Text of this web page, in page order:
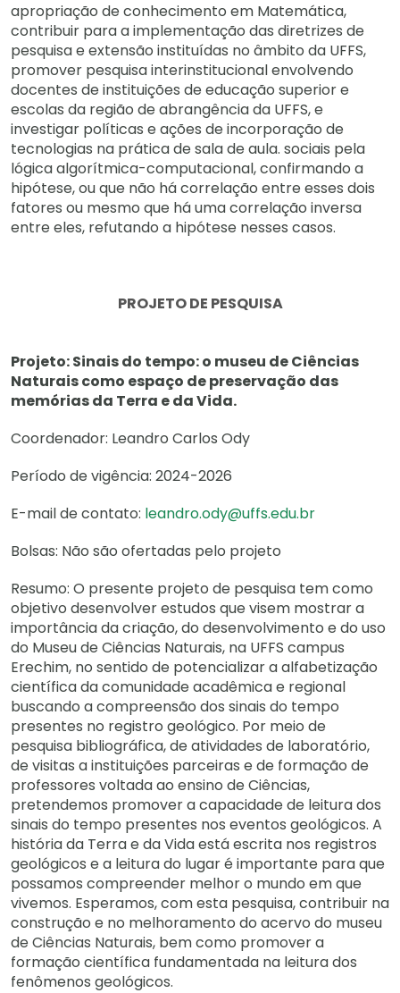
apropriação de conhecimento em Matemática,
contribuir para a implementação das diretrizes de
pesquisa e extensão instituídas no âmbito da UFFS,
promover pesquisa interinstitucional envolvendo
docentes de instituições de educação superior e
escolas da região de abrangência da UFFS, e
investigar políticas e ações de incorporação de
tecnologias na prática de sala de aula. sociais pela
lógica algorítmica-computacional, confirmando a
hipótese, ou que não há correlação entre esses dois
fatores ou mesmo que há uma correlação inversa
entre eles, refutando a hipótese nesses casos.
PROJETO DE PESQUISA
Projeto: Sinais do tempo: o museu de Ciências
Naturais como espaço de preservação das
memórias da Terra e da Vida.
Coordenador: Leandro Carlos Ody
Período de vigência: 2024-2026
E-mail de contato: leandro.ody@uffs.edu.br
Bolsas: Não são ofertadas pelo projeto
Resumo: O presente projeto de pesquisa tem como
objetivo desenvolver estudos que visem mostrar a
importância da criação, do desenvolvimento e do uso
do Museu de Ciências Naturais, na UFFS campus
Erechim, no sentido de potencializar a alfabetização
científica da comunidade acadêmica e regional
buscando a compreensão dos sinais do tempo
presentes no registro geológico. Por meio de
pesquisa bibliográfica, de atividades de laboratório,
de visitas a instituições parceiras e de formação de
professores voltada ao ensino de Ciências,
pretendemos promover a capacidade de leitura dos
sinais do tempo presentes nos eventos geológicos. A
história da Terra e da Vida está escrita nos registros
geológicos e a leitura do lugar é importante para que
possamos compreender melhor o mundo em que
vivemos. Esperamos, com esta pesquisa, contribuir na
construção e no melhoramento do acervo do museu
de Ciências Naturais, bem como promover a
formação científica fundamentada na leitura dos
fenômenos geológicos.